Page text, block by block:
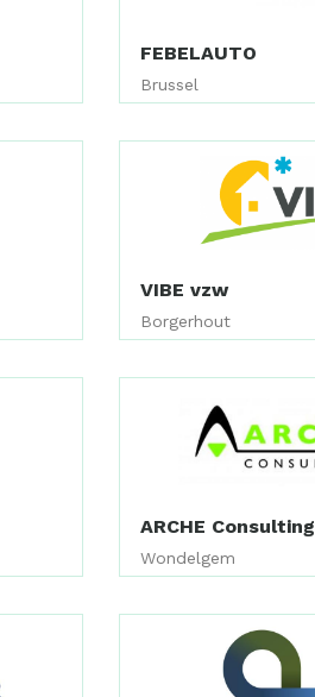
FEBELAUTO
Brussel
VIBE vzw
Borgerhout
ARCHE Consulting
Wondelgem